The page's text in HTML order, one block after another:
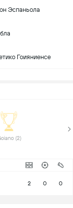
Эспаньола
Гоияниенсе
Goiano (2)
2 0 0